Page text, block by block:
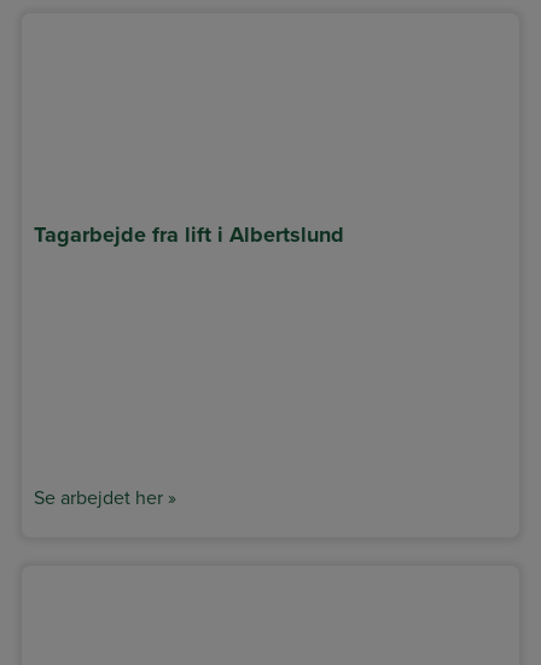
Tagarbejde fra lift i Albertslund
Se arbejdet her »